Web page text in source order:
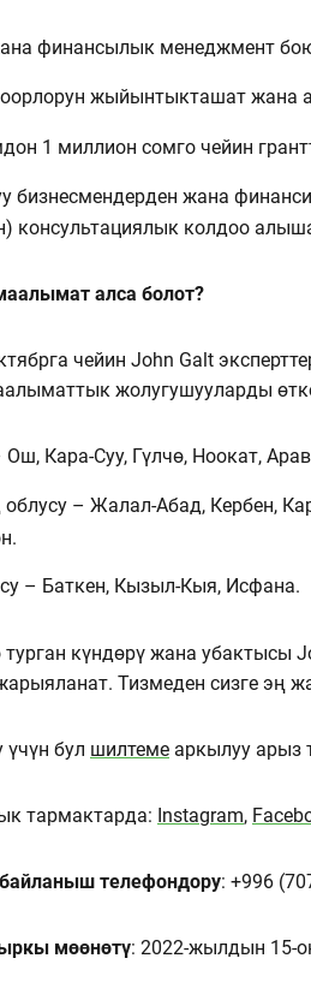
финансылык менеджмент
жыйынтыкташат жана
1 миллион сомго чейин
бизнесмендерден жана
консультациялык колдоо
алса болот?
чейин John Galt
жолугушууларды
Кара-Суу, Гүлчө, Ноокат,
– Жалал-Абад, Кербен,
– Баткен, Кызыл-Кыя, Исфана.
күндөрү жана убактысы
Тизмеден сизге эң
бул шилтеме аркылуу арыз
тармактарда: Instagram,
телефондору: +996
мөөнөтү: 2022-жылдын 15-